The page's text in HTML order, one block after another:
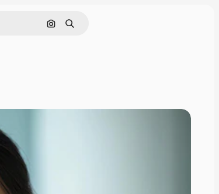
画像で検索
検索